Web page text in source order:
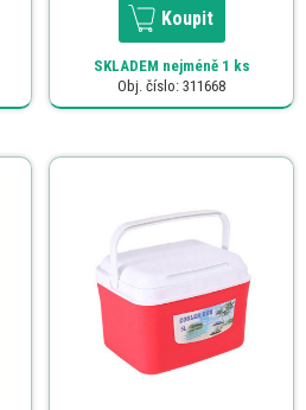
Koupit
SKLADEM nejméně 1 ks
Obj. číslo: 311668